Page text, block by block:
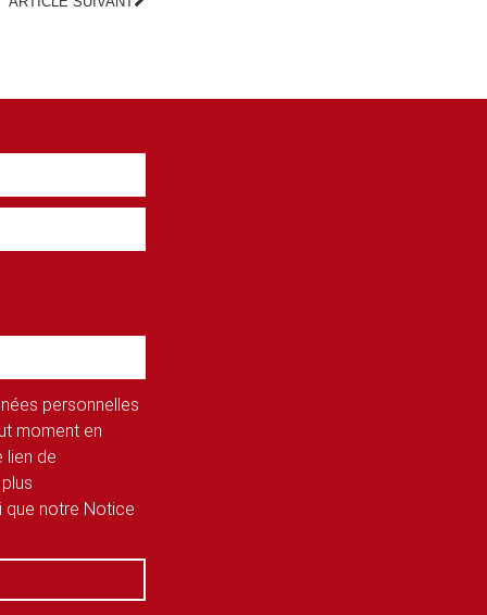
personnelles
moment en
lien de
que notre Notice